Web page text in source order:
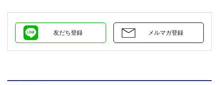
友だち登録 メルマガ登録